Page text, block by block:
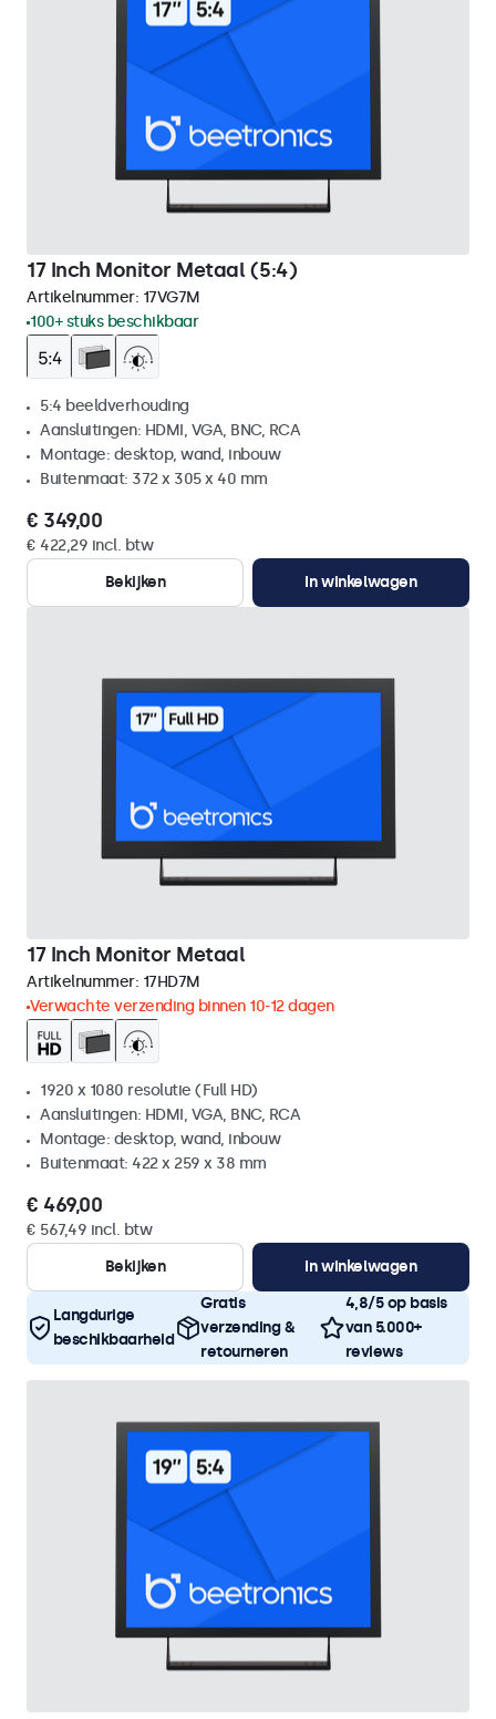
17 Inch Monitor Metaal (5:4)
Artikelnummer: 17VG7M
100+ stuks beschikbaar
5:4 beeldverhouding
Aansluitingen: HDMI, VGA, BNC, RCA
Montage: desktop, wand, inbouw
Buitenmaat: 372 x 305 x 40 mm
€ 349,00
€ 422,29 incl. btw
Bekijken
In winkelwagen
17 Inch Monitor Metaal
Artikelnummer: 17HD7M
Verwachte verzending binnen 10-12 dagen
1920 x 1080 resolutie (Full HD)
Aansluitingen: HDMI, VGA, BNC, RCA
Montage: desktop, wand, inbouw
Buitenmaat: 422 x 259 x 38 mm
€ 469,00
€ 567,49 incl. btw
Bekijken
In winkelwagen
Langdurige
beschikbaarheid
Gratis
verzending &
retourneren
4,8/5 op basis
van 5.000+
reviews